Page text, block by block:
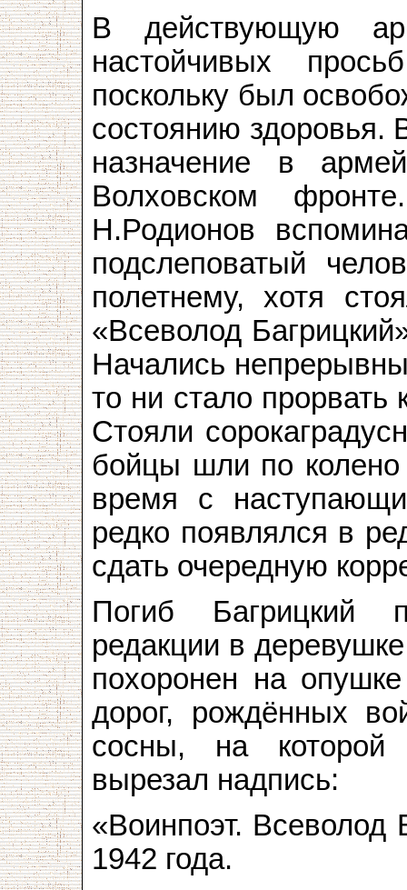
В действующую
настойчивых
поскольку был
состоянию здоровья.
назначение в
Волховском
Н.Родионов
подслеповатый
полетнему, хотя
«Всеволод
Начались
то ни стало прорвать
Стояли
бойцы шли по колено
время с
редко появлялся в
сдать очередную
Погиб Багрицкий
редакции в
похоронен на
дорог, рождённых
сосны, на которой
вырезал надпись:
«Воин­поэт. Всеволод
1942 года.